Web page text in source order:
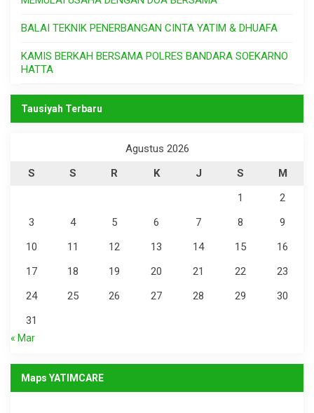
BALAI TEKNIK PENERBANGAN CINTA YATIM & DHUAFA
KAMIS BERKAH BERSAMA POLRES BANDARA SOEKARNO
HATTA
Tausiyah Terbaru
Agustus 2026
S
S R K J S
M
1
2
3
4 5 6 7 8
9
10
11 12 13 14 15
16
17
18 19 20 21 22
23
24
25 26 27 28 29
30
31
« Mar
Maps YATIMCARE